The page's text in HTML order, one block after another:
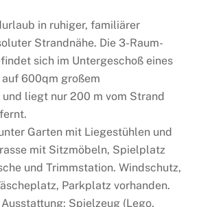
in ruhiger, familiärer
Strandnähe. Die 3-Raum-
sich im Untergeschoß eines
600qm großem
liegt nur 200 m vom Strand
Garten mit Liegestühlen und
mit Sitzmöbeln, Spielplatz
und Trimmstation. Windschutz,
Parkplatz vorhanden.
Spielzeug (Lego,